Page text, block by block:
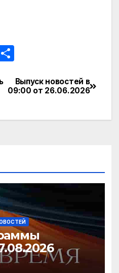
п
а
т
ь
Выпуск новостей в
09:00 от 26.06.2026